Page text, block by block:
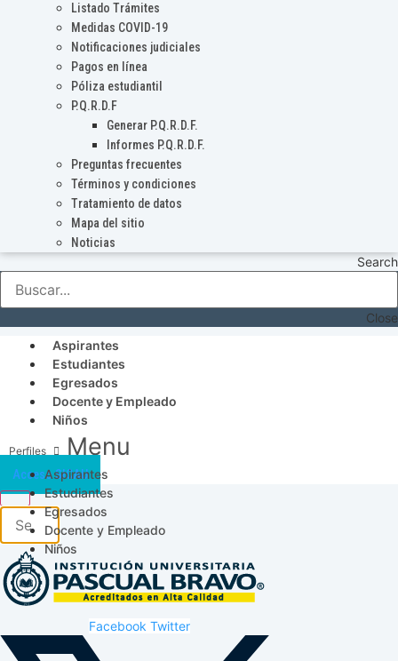
Listado Trámites
Medidas COVID-19
Notificaciones judiciales
Pagos en línea
Póliza estudiantil
P.Q.R.D.F
Generar P.Q.R.D.F.
Informes P.Q.R.D.F.
Preguntas frecuentes
Términos y condiciones
Tratamiento de datos
Mapa del sitio
Noticias
Search
Close
Aspirantes
Estudiantes
Egresados
Docente y Empleado
Niños
Menu
Aspirantes
Estudiantes
Egresados
Docente y Empleado
Niños
Acceso SICAU
Facebook Twitter